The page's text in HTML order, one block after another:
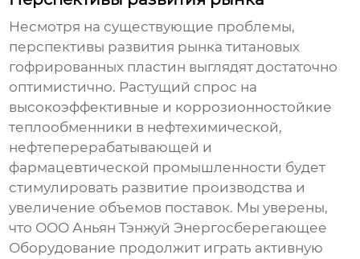
Несмотря на существующие проблемы,
перспективы развития рынкатитановых
гофрированных пластин выглядят достаточно
оптимистично. Растущий спрос на
высокоэффективные и коррозионностойкие
теплообменники в нефтехимической,
нефтеперерабатывающей и
фармацевтической промышленности будет
стимулировать развитие производства и
увеличение объемов поставок. Мы уверены,
что ООО Аньян Тэнжуй Энергосберегающее
Оборудование продолжит играть активную